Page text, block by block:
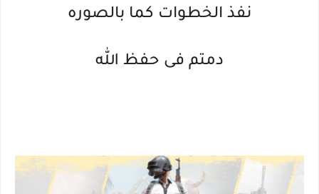
نفذ الخطوات كما بالصوره
دمتم فى حفظ الله